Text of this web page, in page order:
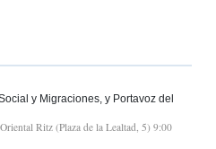
y Migraciones, y Portavoz del
Ritz (Plaza de la Lealtad, 5) 9:00